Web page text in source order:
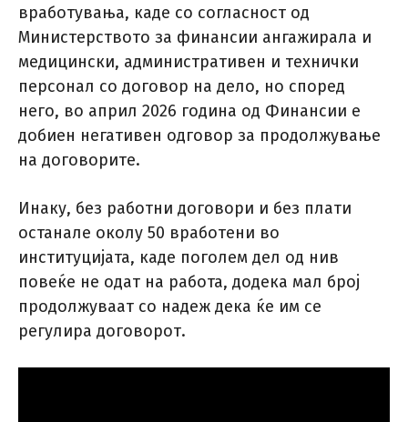
вработувања, каде со согласност од
Министерството за финансии ангажирала и
медицински, административен и технички
персонал со договор на дело, но според
него, во април 2026 година од Финансии е
добиен негативен одговор за продолжување
на договорите.
Инаку, без работни договори и без плати
останале околу 50 вработени во
институцијата, каде поголем дел од нив
повеќе не одат на работа, додека мал број
продолжуваат со надеж дека ќе им се
регулира договорот.